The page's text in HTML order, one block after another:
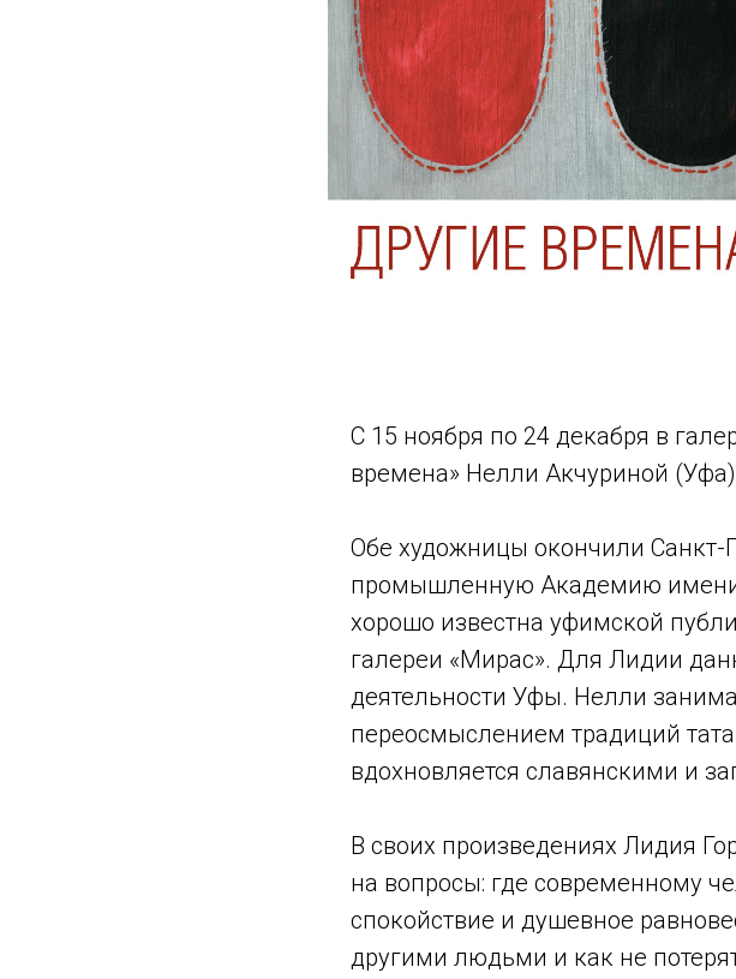
С 15 ноября по 24 декабря в
времена» Нелли Акчуриной
Обе художницы окончили Санкт-
промышленную Академию
хорошо известна уфимской
галереи «Мирас». Для Лидии
деятельности Уфы. Нелли
переосмыслением традиций
вдохновляется славянскими и
В своих произведениях Лидия
на вопросы: где современному
спокойствие и душевное
другими людьми и как не